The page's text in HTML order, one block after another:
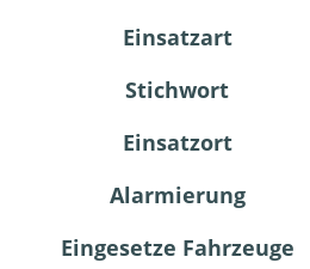
Einsatzart
Stichwort
Einsatzort
Alarmierung
Eingesetze Fahrzeuge